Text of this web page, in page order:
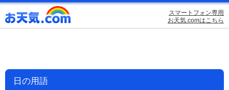
スマートフォン専用
お天気.comはこちら
日の用語